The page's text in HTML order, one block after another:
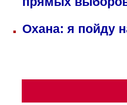
прямых
Охана: я пойду